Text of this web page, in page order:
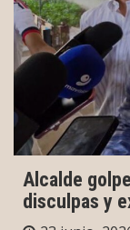
Alcalde
disculpas y